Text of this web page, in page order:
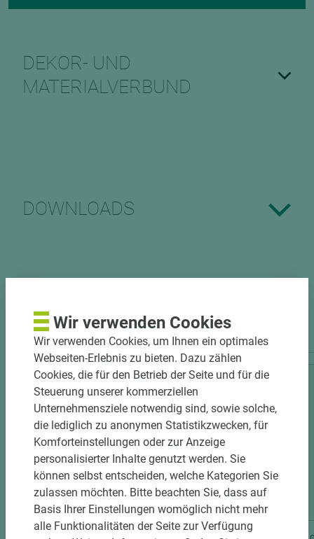
DEKOR- UND
MATERIALVERBUND
DOWNLOADS
PASSENDES ZUBEHÖR
Wir verwenden Cookies
Wir verwenden Cookies, um Ihnen ein optimales
Webseiten-Erlebnis zu bieten. Dazu zählen
Cookies, die für den Betrieb der Seite und für die
Steuerung unserer kommerziellen
Unternehmensziele notwendig sind, sowie solche,
die lediglich zu anonymen Statistikzwecken, für
Komforteinstellungen oder zur Anzeige
personalisierter Inhalte genutzt werden. Sie
können selbst entscheiden, welche Kategorien Sie
zulassen möchten. Bitte beachten Sie, dass auf
Basis Ihrer Einstellungen womöglich nicht mehr
alle Funktionalitäten der Seite zur Verfügung